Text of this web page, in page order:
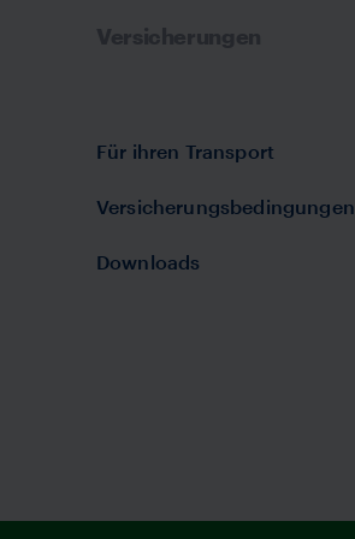
Für ihren Transport
Versicherungsbedingungen
Downloads